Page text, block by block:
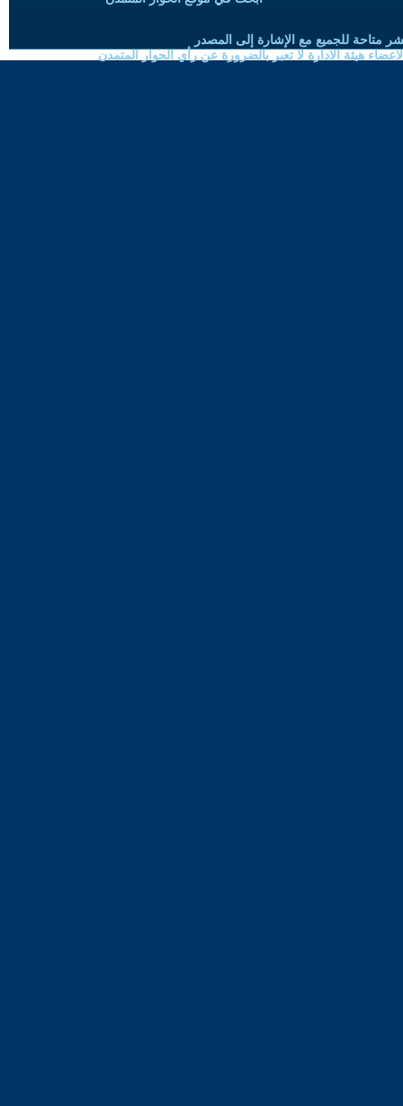
متاحة للجميع مع الإشارة إلى المصدر
هيئة الادارة لا تعبر بالضرورة عن رأي الحوار المتمدن